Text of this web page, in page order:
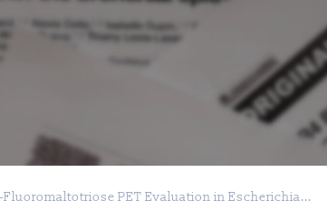
Fluoromaltotriose PET Evaluation in Escherichia...